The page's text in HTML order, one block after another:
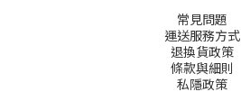
常見問題
運送服務方式
退換貨政策
條款與細則
私隱政策